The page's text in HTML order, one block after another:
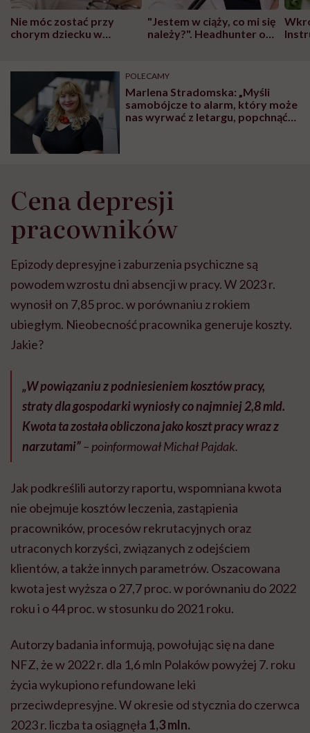
Nie móc zostać przy
chorym dziecku w
może chyba tylko
głupota i brak
wyobraźni"
"Jestem w ciąży, co mi się
należy?". Headhunter o
pracy
POLECAMY
Marlena Stradomska: „Myśli
samobójcze to alarm, który może
nas wyrwać z letargu, popchnąć
Cena depresji
pracowników
Epizody depresyjne i zaburzenia psychiczne są
powodem wzrostu dni absencji w pracy. W 2023 r.
wynosił on 7,85 proc. w porównaniu z rokiem
ubiegłym. Nieobecność pracownika generuje koszty.
Jakie?
„W powiązaniu z podniesieniem kosztów pracy,
straty dla gospodarki wyniosły co najmniej 2,8 mld.
Kwota ta została obliczona jako koszt pracy wraz z
narzutami”– poinformował Michał Pajdak.
Jak podkreślili autorzy raportu, wspomniana kwota
nie obejmuje kosztów leczenia, zastąpienia
pracowników, procesów rekrutacyjnych oraz
utraconych korzyści, związanych z odejściem
klientów, a także innych parametrów. Oszacowana
kwota jest wyższa o 27,7 proc. w porównaniu do 2022
roku i o 44 proc. w stosunku do 2021 roku.
Autorzy badania informują, powołując się na dane
NFZ, że w 2022 r. dla 1,6 mln Polaków powyżej 7. roku
życia wykupiono refundowane leki
przeciwdepresyjne. W okresie od stycznia do czerwca
2023 r. liczba ta osiągnęła 1,3 mln.